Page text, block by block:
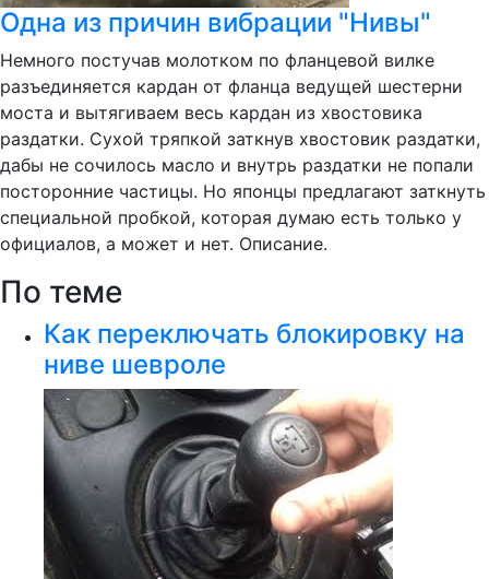
Одна из причин вибрации "Нивы"
Немного постучав молотком по фланцевой вилке
разъединяется кардан от фланца ведущей шестерни
моста и вытягиваем весь кардан из хвостовика
раздатки. Сухой тряпкой заткнув хвостовик раздатки,
дабы не сочилось масло и внутрь раздатки не попали
посторонние частицы. Но японцы предлагают заткнуть
специальной пробкой, которая думаю есть только у
официалов, а может и нет. Описание.
По теме
Как переключать блокировку на
ниве шевроле